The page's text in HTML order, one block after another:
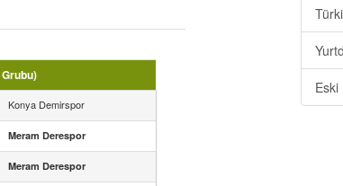
Konya Demirspor
Meram Derespor
Meram Derespor
Eski